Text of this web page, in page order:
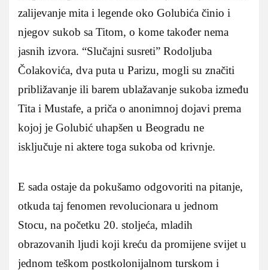
zalijevanje mita i legende oko Golubića činio i
njegov sukob sa Titom, o kome također nema
jasnih izvora. “Slučajni susreti” Rodoljuba
Čolakovića, dva puta u Parizu, mogli su značiti
približavanje ili barem ublažavanje sukoba između
Tita i Mustafe, a priča o anonimnoj dojavi prema
kojoj je Golubić uhapšen u Beogradu ne
isključuje ni aktere toga sukoba od krivnje.
E sada ostaje da pokušamo odgovoriti na pitanje,
otkuda taj fenomen revolucionara u jednom
Stocu, na početku 20. stoljeća, mladih
obrazovanih ljudi koji kreću da promijene svijet u
jednom teškom postkolonijalnom turskom i